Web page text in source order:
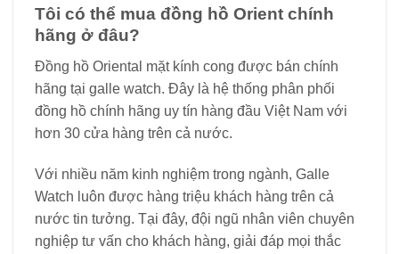
Tôi có thể mua đồng hồ Orient chính
hãng ở đâu?
Đồng hồ Oriental mặt kính cong được bán chính
hãng tại galle watch. Đây là hệ thống phân phối
đồng hồ chính hãng uy tín hàng đầu Việt Nam với
hơn 30 cửa hàng trên cả nước.
Với nhiều năm kinh nghiệm trong ngành, Galle
Watch luôn được hàng triệu khách hàng trên cả
nước tin tưởng. Tại đây, đội ngũ nhân viên chuyên
nghiệp tư vấn cho khách hàng, giải đáp mọi thắc